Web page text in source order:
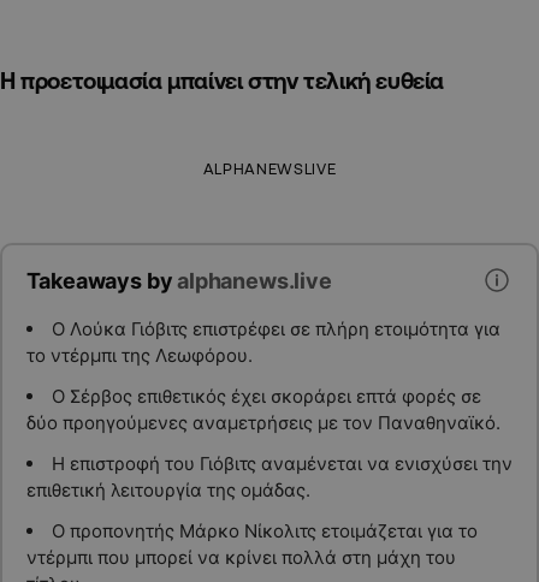
Η προετοιμασία μπαίνει στην τελική ευθεία
ALPHANEWSLIVE
Takeaways byalphanews.live
Ο Λούκα Γιόβιτς επιστρέφει σε πλήρη ετοιμότητα για
το ντέρμπι της Λεωφόρου.
Ο Σέρβος επιθετικός έχει σκοράρει επτά φορές σε
δύο προηγούμενες αναμετρήσεις με τον Παναθηναϊκό.
Η επιστροφή του Γιόβιτς αναμένεται να ενισχύσει την
επιθετική λειτουργία της ομάδας.
Ο προπονητής Μάρκο Νίκολιτς ετοιμάζεται για το
ντέρμπι που μπορεί να κρίνει πολλά στη μάχη του